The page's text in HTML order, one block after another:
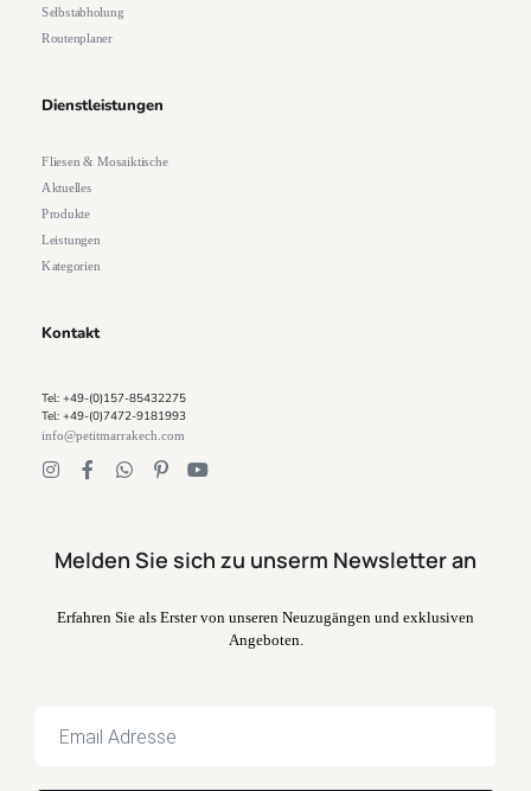
Selbstabholung
Routenplaner
Dienstleistungen
Fliesen & Mosaiktische
Aktuelles
Produkte
Leistungen
Kategorien
Kontakt
Tel: +49-(0)157-85432275
Tel: +49-(0)7472-9181993
info@petitmarrakech.com
Melden Sie sich zu unserm Newsletter an
Erfahren Sie als Erster von unseren Neuzugängen und exklusiven
Angeboten.